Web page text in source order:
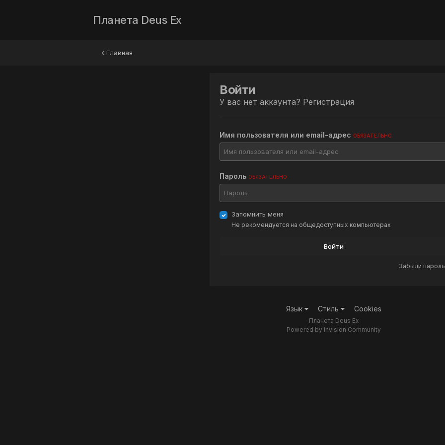
Планета Deus Ex
Главная
Войти
У вас нет аккаунта? Регистрация
Имя пользователя или email-адрес ОБЯЗАТЕЛЬНО
Пароль ОБЯЗАТЕЛЬНО
Запомнить меня
Не рекомендуется на общедоступных компьютерах
Войти
Забыли
Язык Стиль Cookies
Планета Deus Ex
Powered by Invision Community